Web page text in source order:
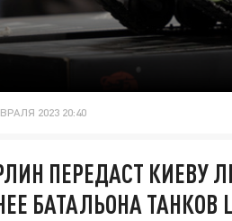
2023 20:40
ПЕРЕДАСТ КИЕВУ
БАТАЛЬОНА ТАНКОВ